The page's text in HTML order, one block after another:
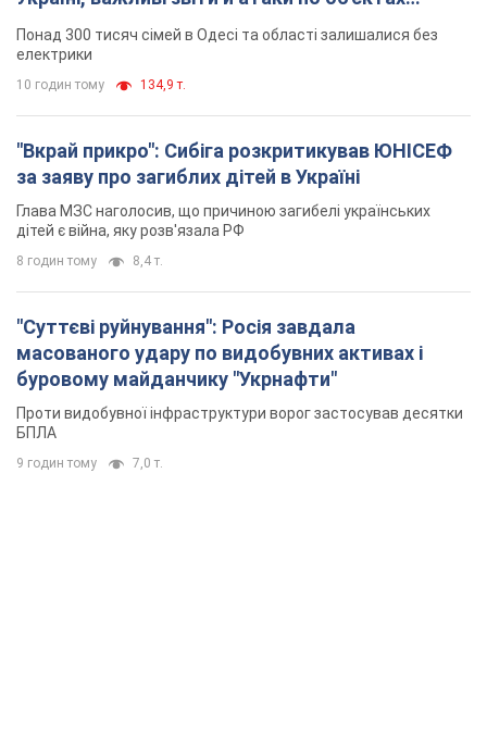
ворога. Відео
Понад 300 тисяч сімей в Одесі та області залишалися без
електрики
10 годин тому 134,9 т.
"Вкрай прикро": Сибіга розкритикував ЮНІСЕФ
за заяву про загиблих дітей в Україні
Глава МЗС наголосив, що причиною загибелі українських
дітей є війна, яку розв'язала РФ
8 годин тому 8,4 т.
"Суттєві руйнування": Росія завдала
масованого удару по видобувних активах і
буровому майданчику "Укрнафти"
Проти видобувної інфраструктури ворог застосував десятки
БПЛА
9 годин тому 7,0 т.